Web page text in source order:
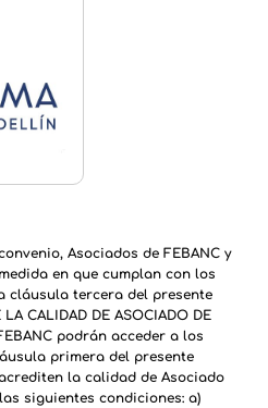
Asociados de FEBANC y
en que cumplan con los
cláusula tercera del presente
CALIDAD DE ASOCIADO DE
podrán acceder a los
primera del presente
la calidad de Asociado
siguientes condiciones: a)